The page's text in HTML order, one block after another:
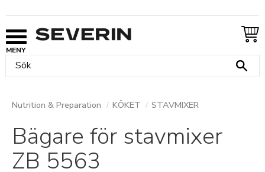
Nutrition & Preparation KÖKET STAVMIXER
Bägare för stavmixer
ZB 5563